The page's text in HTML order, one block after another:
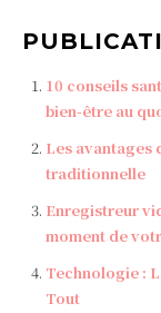
10 conseils
bien-être au
Les avantages
traditionnelle
Enregistreur
moment de
Technologie :
Tout